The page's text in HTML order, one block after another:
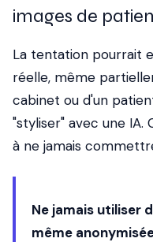
images de
La tentation pourrait
réelle, même
cabinet ou d'un
"styliser" avec une
à ne jamais
Ne jamais utiliser
même